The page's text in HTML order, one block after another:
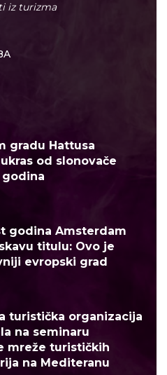
iz turizma
gradu Hattusa
od slonovače
godina
godina Amsterdam
titulu: Ovo je
evropski grad
turistička organizacija
na seminaru
mreže turističkih
na Mediteranu